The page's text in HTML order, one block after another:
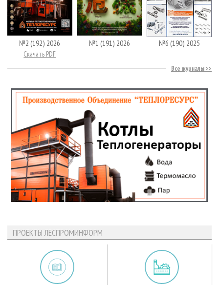
№2 (192) 2026
Скачать PDF
№1 (191) 2026 №6 (190) 2025
Все журналы
ПРОЕКТЫ ЛЕСПРОМИНФОРМ